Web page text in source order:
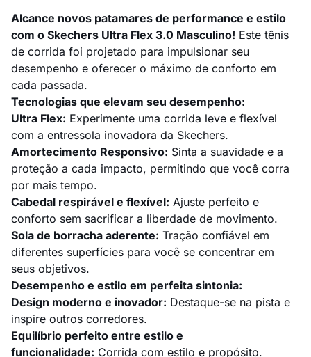
Alcance novos patamares de performance e estilo
com o Skechers Ultra Flex 3.0 Masculino! Este tênis
de corrida foi projetado para impulsionar seu
desempenho e oferecer o máximo de conforto em
cada passada.
Tecnologias que elevam seu desempenho:
Ultra Flex: Experimente uma corrida leve e flexível
com a entressola inovadora da Skechers.
Amortecimento Responsivo: Sinta a suavidade e a
proteção a cada impacto, permitindo que você corra
por mais tempo.
Cabedal respirável e flexível: Ajuste perfeito e
conforto sem sacrificar a liberdade de movimento.
Sola de borracha aderente: Tração confiável em
diferentes superfícies para você se concentrar em
seus objetivos.
Desempenho e estilo em perfeita sintonia:
Design moderno e inovador: Destaque-se na pista e
inspire outros corredores.
Equilíbrio perfeito entre estilo e
funcionalidade: Corrida com estilo e propósito.